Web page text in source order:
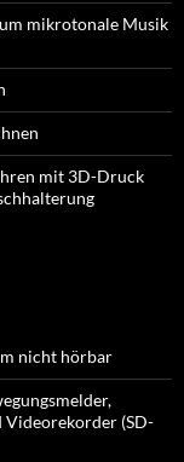
mikrotonale Musik
mit 3D-Druck
nicht hörbar
Videorekorder (SD-